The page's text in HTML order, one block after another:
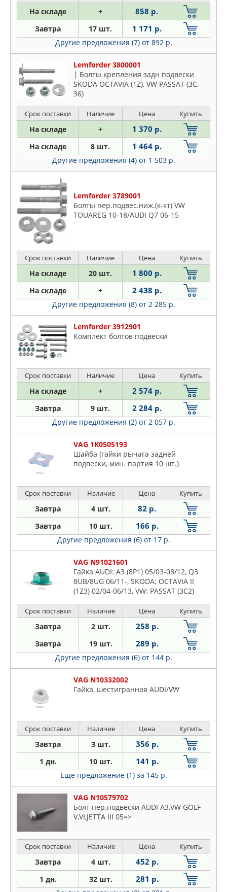
На складе + 858 р.
Завтра 17 шт. 1 171 р.
Другие предложения (7) от 892 р.
Lemforder 3800001
| Болты крепления задн подвески
SKODA OCTAVIA (1Z), VW PASSAT (3C,
36)
Срок поставки Наличие Цена Купить
На складе + 1 370 р.
На складе 8 шт. 1 464 р.
Другие предложения (4) от 1 503 р.
Lemforder 3789001
Болты пер.подвес.ниж.(к-кт) VW
TOUAREG 10-18/AUDI Q7 06-15
Срок поставки Наличие Цена Купить
На складе 20 шт. 1 800 р.
На складе + 2 438 р.
Другие предложения (8) от 2 285 р.
Lemforder 3912901
Комплект болтов подвески
Срок поставки Наличие Цена Купить
На складе + 2 574 р.
Завтра 9 шт. 2 284 р.
Другие предложения (2) от 2 057 р.
VAG 1K0505193
Шайба (гайки рычага задней
подвески, мин. партия 10 шт.)
Срок поставки Наличие Цена Купить
Завтра 4 шт. 82 р.
Завтра 10 шт. 166 р.
Другие предложения (6) от 17 р.
VAG N91021601
Гайка AUDI: A3 (8P1) 05/03-08/12, Q3
8UB/8UG 06/11-, SKODA: OCTAVIA II
(1Z3) 02/04-06/13, VW: PASSAT (3C2)
Срок поставки Наличие Цена Купить
Завтра 2 шт. 258 р.
Завтра 19 шт. 289 р.
Другие предложения (6) от 144 р.
VAG N10332002
Гайка, шестигранная AUDI/VW
Срок поставки Наличие Цена Купить
Завтра 3 шт. 356 р.
1 дн. 10 шт. 141 р.
Еще предложение (1) за 145 р.
VAG N10579702
Болт пер.подвески AUDI A3,VW GOLF
V,VI,JETTA III 05=>
Срок поставки Наличие Цена Купить
Завтра 4 шт. 452 р.
1 дн. 32 шт. 281 р.